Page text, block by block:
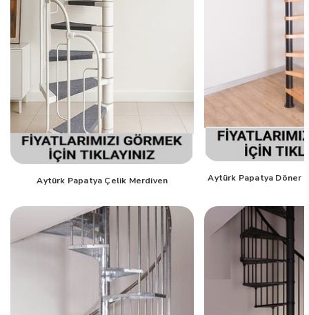
Aytürk Papatya Çelik Merdiven Aytürk Papatya Döner